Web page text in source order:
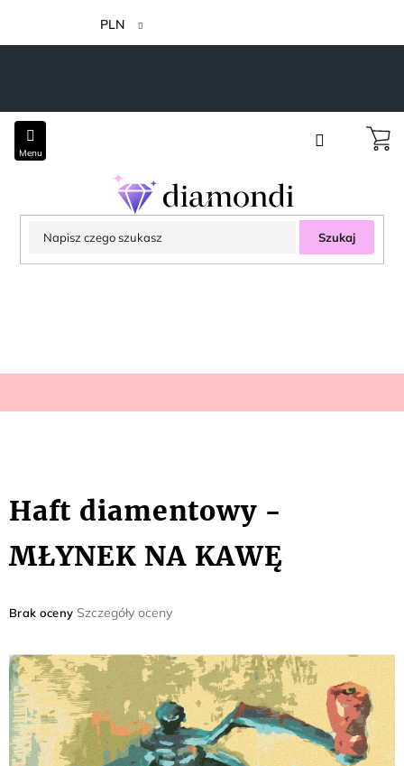
treści
PLN
Szukaj
Haft diamentowy -
MŁYNEK NA KAWĘ
Średnia
wynosi
0,0
na
5
gwiazdek.
Brak oceny Szczegóły oceny